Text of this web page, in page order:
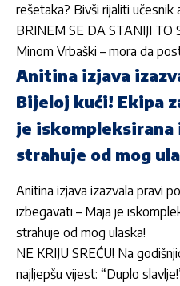
rešetaka? Bivši rijaliti
BRINEM SE DA STANIJI TO
Minom Vrbaški – mora da
Anitina izjava
Bijeloj kući! Ekipa
je iskompleksirana
strahuje od mog
Anitina izjava izazvala pravi
izbegavati – Maja je
strahuje od mog ulaska!
NE KRIJU SREĆU! Na
najljepšu vijest: “Duplo